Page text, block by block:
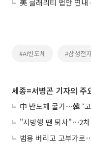
#AI반도체 #삼성전
세종=서병곤 기자의 주
中 반도체 굴기⋯韓 ‘